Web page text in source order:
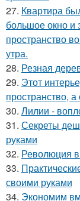
27. Квартира
большое окно и
пространство
утра.
28. Резная
29. Этот
пространство,
30. Лилии -
31. Секреты
руками
32. Революция
33.
своими руками
34. Экономим